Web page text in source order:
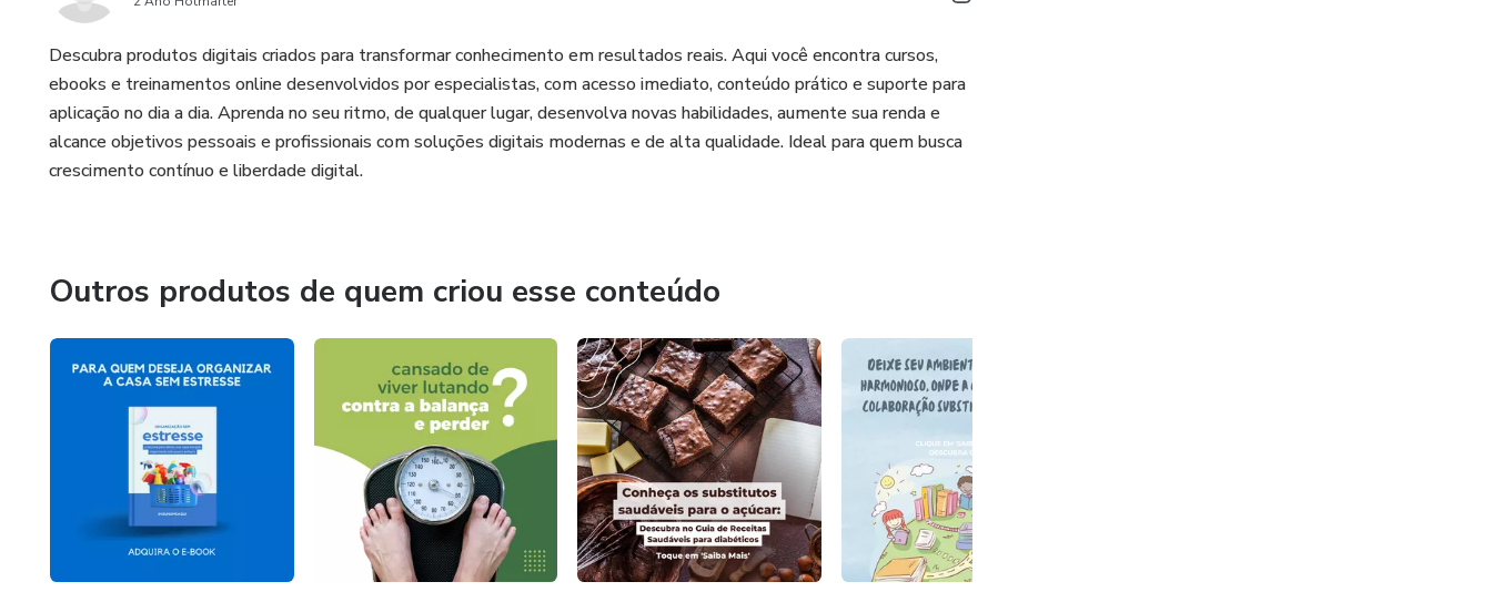
Descubra produtos digitais criados para transformar conhecimento em resultados reais. Aqui você encontra cursos,
ebooks e treinamentos online desenvolvidos por especialistas, com acesso imediato, conteúdo prático e suporte para
aplicação no dia a dia. Aprenda no seu ritmo, de qualquer lugar, desenvolva novas habilidades, aumente sua renda e
alcance objetivos pessoais e profissionais com soluções digitais modernas e de alta qualidade. Ideal para quem busca
crescimento contínuo e liberdade digital.
Outros produtos de quem criou esse conteúdo